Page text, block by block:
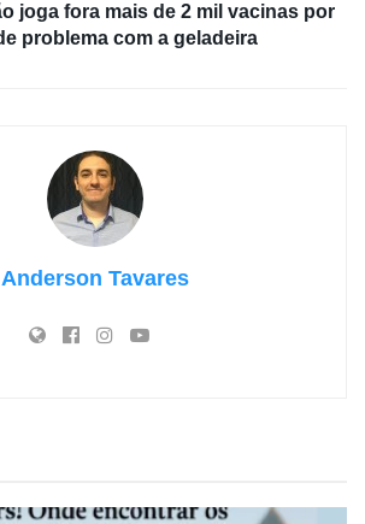
joga fora mais de 2 mil vacinas por
problema com a geladeira
Anderson Tavares